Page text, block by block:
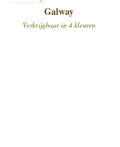
Galway
Verkrijgbaar in 4 kleuren